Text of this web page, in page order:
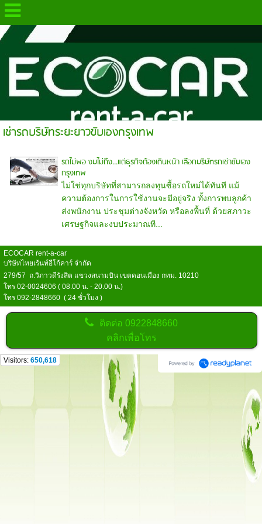
.
เช่ารถบริษัทระยะยาวขับเองกรุงเทพ
รถไม่พอ งบไม่ถึง...แต่ธุรกิจต้องเดินหน้า เลือกบริษัทรถเช่าขับเอง
กรุงเทพ
ไม่ใช่ทุกบริษัทที่สามารถลงทุนซื้อรถใหม่ได้ทันที แม้
ความต้องการในการใช้งานจะมีอยู่จริง ทั้งการพบลูกค้า
ส่งพนักงาน ประชุมต่างจังหวัด หรือลงพื้นที่ ด้วยสภาวะ
เศรษฐกิจและงบประมาณที...
ECOCAR rent-a-car
บริษัทไทยเร้นท์อีโก้คาร์ จำกัด
279/57 ถ.วิภาวดีรังสิต แขวงสนามบิน เขตดอนเมือง กทม. 10210
โทร 02-0024606 ( 08.00 น. - 20.00 น.)
โทร 092-2848660 ( 24 ชั่วโมง )
ติดต่อ0922848660
คลิกเพื่อโทร
Visitors: 650,618